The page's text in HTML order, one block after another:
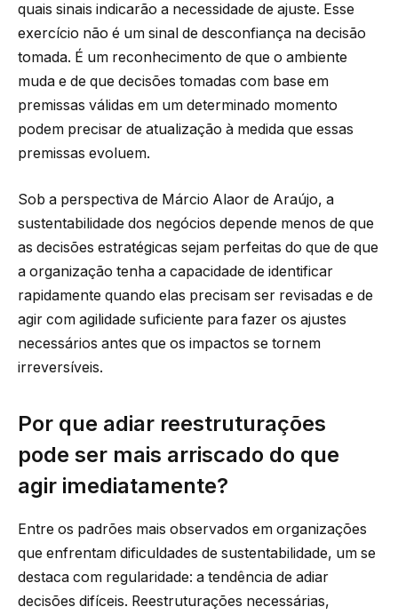
quais sinais indicarão a necessidade de ajuste. Esse
exercício não é um sinal de desconfiança na decisão
tomada. É um reconhecimento de que o ambiente
muda e de que decisões tomadas com base em
premissas válidas em um determinado momento
podem precisar de atualização à medida que essas
premissas evoluem.
Sob a perspectiva de Márcio Alaor de Araújo, a
sustentabilidade dos negócios depende menos de que
as decisões estratégicas sejam perfeitas do que de que
a organização tenha a capacidade de identificar
rapidamente quando elas precisam ser revisadas e de
agir com agilidade suficiente para fazer os ajustes
necessários antes que os impactos se tornem
irreversíveis.
Por que adiar reestruturações
pode ser mais arriscado do que
agir imediatamente?
Entre os padrões mais observados em organizações
que enfrentam dificuldades de sustentabilidade, um se
destaca com regularidade: a tendência de adiar
decisões difíceis. Reestruturações necessárias,